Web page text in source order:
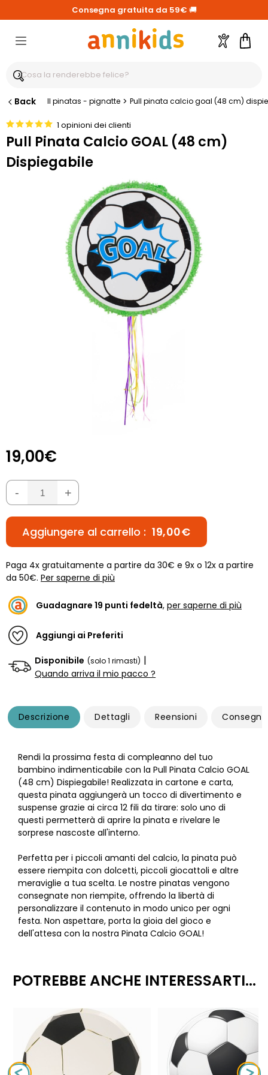
Consegna gratuita da 59€ 🚚
Account
Back Il pinatas - pignatte > Pull pinata calcio goal (48 cm)
1 opinioni dei clienti
Pull Pinata Calcio GOAL (48 cm)
Dispiegabile
19,00€
- +
Aggiungere al carrello : 19,00€
Paga 4x gratuitamente a partire da 30€ e 9x o 12x a partire
da 50€. Per saperne di più
Guadagnare 19 punti fedeltà, per saperne di più
Aggiungi ai Preferiti
Disponibile (solo 1 rimasti) |
Quando arriva il mio pacco ?
Descrizione Dettagli Reensioni Consegna
Rendi la prossima festa di compleanno del tuo
bambino indimenticabile con la Pull Pinata Calcio GOAL
(48 cm) Dispiegabile! Realizzata in cartone e carta,
questa pinata aggiungerà un tocco di divertimento e
suspense grazie ai circa 12 fili da tirare: solo uno di
questi permetterà di aprire la pinata e rivelare le
sorprese nascoste all'interno.
Perfetta per i piccoli amanti del calcio, la pinata può
essere riempita con dolcetti, piccoli giocattoli e altre
meraviglie a tua scelta. Le nostre pinatas vengono
consegnate non riempite, offrendo la libertà di
personalizzare il contenuto in modo unico per ogni
festa. Non aspettare, porta la gioia del gioco e
dell'attesa con la nostra Pinata Calcio GOAL!
POTREBBE ANCHE INTERESSARTI...